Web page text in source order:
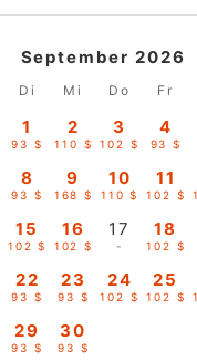
September 2026
Di Mi Do Fr
1
93 $
2
110 $
3
102 $
4
93 $
8
93 $
9
168 $
10
110 $
11
102 $
15
102 $
16
102 $
17
-
18
102 $
22
93 $
23
93 $
24
102 $
25
102 $
29
93 $
30
93 $